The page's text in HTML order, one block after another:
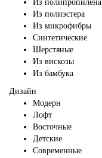
Из полипропилена
Из полиэстера
Из микрофибры
Синтетические
Шерстяные
Из вискозы
Из бамбука
Дизайн
Модерн
Лофт
Восточные
Детские
Современные